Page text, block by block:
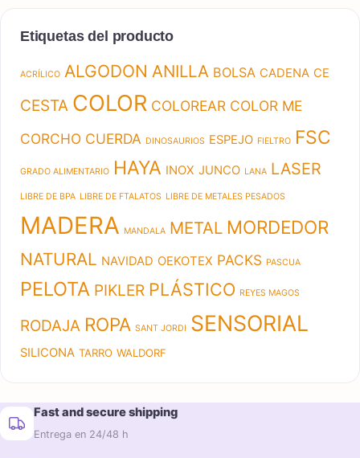
Etiquetas del producto
ACRÍLICO ALGODON ANILLA BOLSA CADENA CE
CESTA COLOR COLOREAR COLOR ME
CORCHO CUERDA DINOSAURIOS ESPEJO FIELTRO FSC
GRADO ALIMENTARIO HAYA INOX JUNCO LANA LASER
LIBRE DE BPA LIBRE DE FTALATOS LIBRE DE METALES PESADOS
MADERA MANDALA METAL MORDEDOR
NATURAL NAVIDAD OEKOTEX PACKS PASCUA
PELOTA PIKLER PLÁSTICO REYES MAGOS
RODAJA ROPA SANT JORDI SENSORIAL
SILICONA TARRO WALDORF
Fast and secure shipping
Entrega en 24/48 h